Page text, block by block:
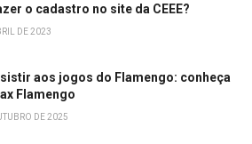
o cadastro no site da CEEE?
DE 2023
aos jogos do Flamengo: conheça
Flamengo
DE 2025